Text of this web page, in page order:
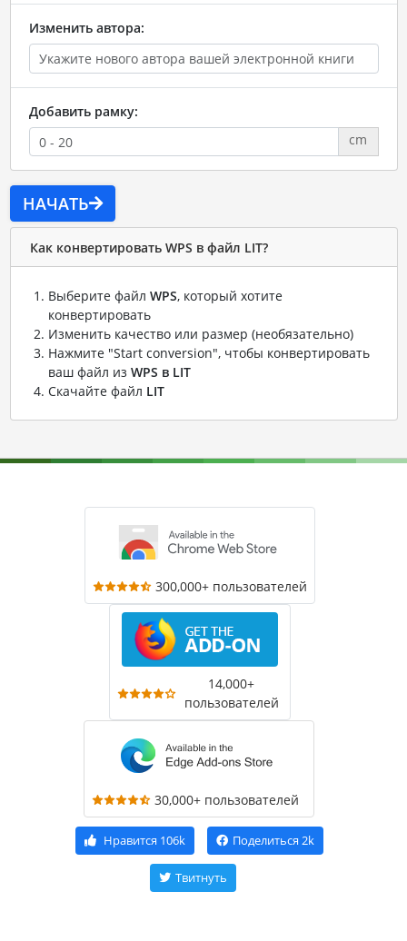
Изменить автора:
Добавить рамку:
cm
НАЧАТЬ
Как конвертировать WPS в файл LIT?
Выберите файл WPS, который хотите
конвертировать
Изменить качество или размер (необязательно)
Нажмите "Start conversion", чтобы конвертировать
ваш файл из WPS в LIT
Скачайте файл LIT
300,000+ пользователей
14,000+
пользователей
30,000+ пользователей
Нравится 106k Поделиться 2k
Твитнуть